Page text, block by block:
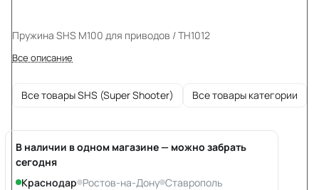
Пружина SHS M100 для приводов / TH1012
Все описание
Все товары SHS (Super Shooter) Все товары категории
В наличии в одном магазине — можно забрать
сегодня
Краснодар Ростов-на-Дону Ставрополь